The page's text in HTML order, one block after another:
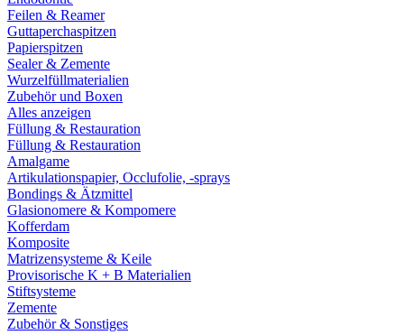
Feilen & Reamer
Guttaperchaspitzen
Papierspitzen
Sealer & Zemente
Wurzelfüllmaterialien
Zubehör und Boxen
Alles anzeigen
Füllung & Restauration
Füllung & Restauration
Amalgame
Artikulationspapier, Occlufolie, -sprays
Bondings & Ätzmittel
Glasionomere & Kompomere
Kofferdam
Komposite
Matrizensysteme & Keile
Provisorische K + B Materialien
Stiftsysteme
Zemente
Zubehör & Sonstiges